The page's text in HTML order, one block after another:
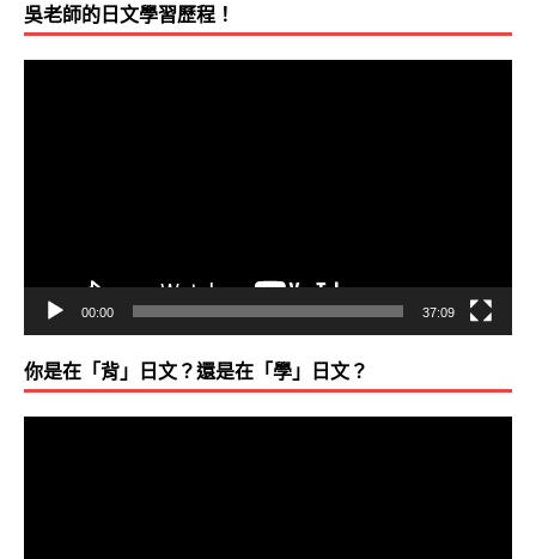
吳老師的日文學習歷程！
00:00 37:09
你是在「背」日文？還是在「學」日文？